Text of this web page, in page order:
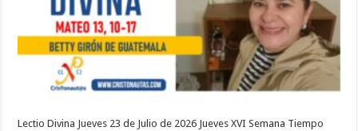
Lectio Divina Jueves 23 de Julio de 2026 Jueves XVI Semana Tiempo